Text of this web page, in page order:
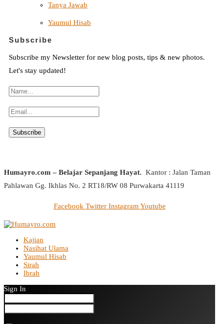
Tanya Jawab
Yaumul Hisab
Subscribe
Subscribe my Newsletter for new blog posts, tips & new photos.
Let's stay updated!
Humayro.com – Belajar Sepanjang Hayat. Kantor : Jalan Taman
Pahlawan Gg. Ikhlas No. 2 RT18/RW 08 Purwakarta 41119
Facebook Twitter Instagram Youtube
Kajian
Nasihat Ulama
Yaumul Hisab
Sirah
Ibrah
Sign In